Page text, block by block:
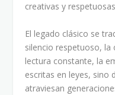
creativas y
El legado clásico se
silencio respetuoso, la
lectura constante, la
escritas en leyes, sino
atraviesan